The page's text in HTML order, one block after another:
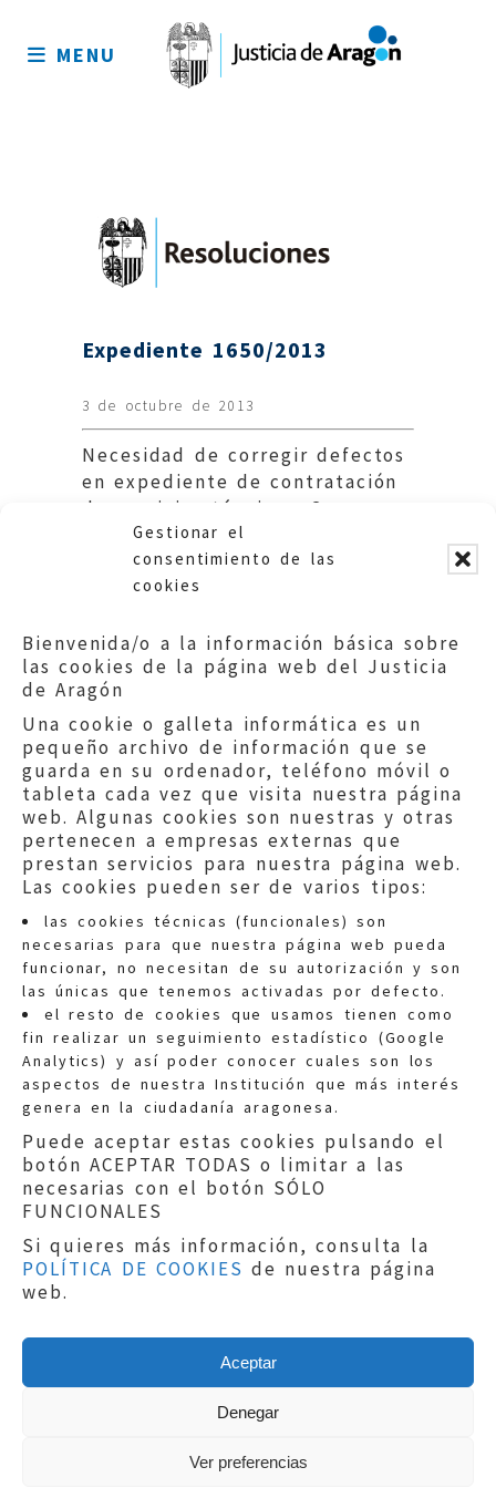
Gestionar el
consentimiento de las
cookies
Bienvenida/o a la información básica sobre
las cookies de la página web del Justicia
de Aragón
Una cookie o galleta informática es un
pequeño archivo de información que se
guarda en su ordenador, teléfono móvil o
tableta cada vez que visita nuestra página
web. Algunas cookies son nuestras y otras
pertenecen a empresas externas que
prestan servicios para nuestra página web.
Las cookies pueden ser de varios tipos:
las cookies técnicas (funcionales) son
necesarias para que nuestra página web pueda
funcionar, no necesitan de su autorización y son
las únicas que tenemos activadas por defecto.
el resto de cookies que usamos tienen como
fin realizar un seguimiento estadístico (Google
Analytics) y así poder conocer cuales son los
aspectos de nuestra Institución que más interés
genera en la ciudadanía aragonesa.
Puede aceptar estas cookies pulsando el
botón ACEPTAR TODAS o limitar a las
necesarias con el botón SÓLO
FUNCIONALES
Si quieres más información, consulta la
POLÍTICA DE COOKIES de nuestra página
web.
Aceptar
Denegar
Ver preferencias
sitio
MENU
Expediente 1650/2013
3 de octubre de 2013
Necesidad de corregir defectos
en expediente de contratación
de servicios técnicos. Comarca
Campo de Cariñena.
Quejas:quejas@eljusticiadearagon.es
Información general:
informacion@eljusticiadearagon.es
Teléfonos:900 210 210/
Aviso legal|Política de privacidad|
Protección de Datos
Política de cookies
Copyright © 2019El Justicia de Aragón|
Sephor Consulting